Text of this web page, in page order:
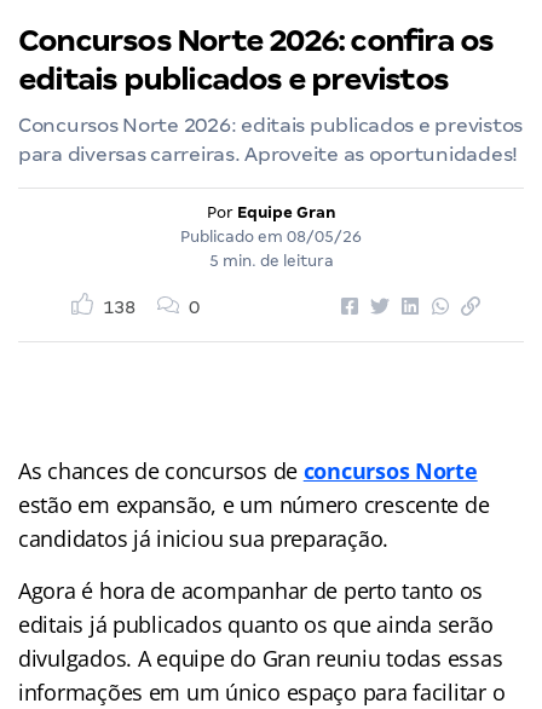
Concursos Norte 2026: confira os
editais publicados e previstos
Concursos Norte 2026: editais publicados e previstos
para diversas carreiras. Aproveite as oportunidades!
Por Equipe Gran
Publicado em 08/05/26
5 min. de leitura
138 0
As chances de concursos de concursos Norte
estão em expansão, e um número crescente de
candidatos já iniciou sua preparação.
Agora é hora de acompanhar de perto tanto os
editais já publicados quanto os que ainda serão
divulgados. A equipe do Gran reuniu todas essas
informações em um único espaço para facilitar o